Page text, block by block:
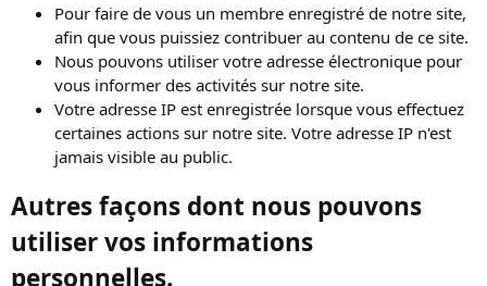
Pour faire de vous un membre enregistré de notre site,
afin que vous puissiez contribuer au contenu de ce site.
Nous pouvons utiliser votre adresse électronique pour
vous informer des activités sur notre site.
Votre adresse IP est enregistrée lorsque vous effectuez
certaines actions sur notre site. Votre adresse IP n'est
jamais visible au public.
Autres façons dont nous pouvons
utiliser vos informations
personnelles.